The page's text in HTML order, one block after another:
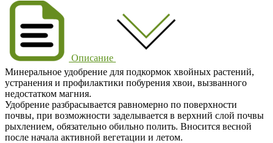
Описание
Минеральное удобрение для подкормок хвойных растений,
устранения и профилактики побурения хвои, вызванного
недостатком магния.
Удобрение разбрасывается равномерно по поверхности
почвы, при возможности заделывается в верхний слой почвы
рыхлением, обязательно обильно полить. Вносится весной
после начала активной вегетации и летом.